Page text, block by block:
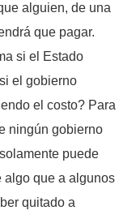
alguien, de una
que pagar.
si el Estado
el gobierno
el costo? Para
ningún gobierno
puede
algo que a algunos
quitado a